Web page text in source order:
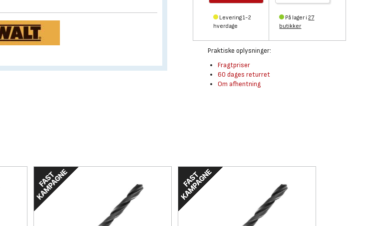
Levering 1-2
hverdage
På lager i27
butikker
Praktiske oplysninger:
Fragtpriser
60 dages returret
Om afhentning